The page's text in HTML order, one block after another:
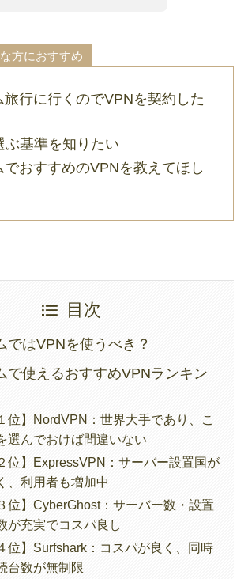
方におすすめ
旅行に行くのでVPNを契約した
ぶ基準を知りたい
でおすすめのVPNを教えてほし
目次
ではVPNを使うべき？
で使えるおすすめVPNランキン
位】NordVPN：世界大手であり、こ
選んでおけば間違いない
位】ExpressVPN：サーバー設置国が
、利用者も増加中
位】CyberGhost：サーバー数・設置
が充実でコスパ良し
位】Surfshark：コスパが良く、同時
台数が無制限